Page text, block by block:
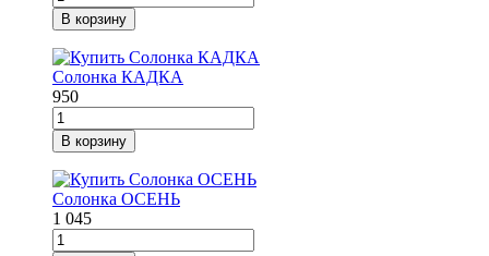
В корзину
Солонка КАДКА
950
В корзину
Солонка ОСЕНЬ
1 045